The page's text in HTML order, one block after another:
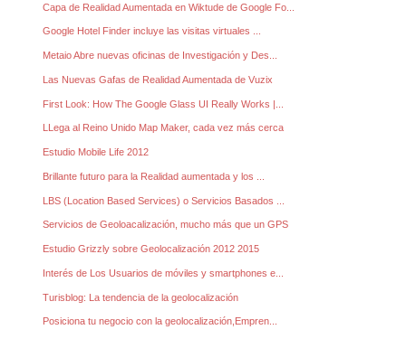
Capa de Realidad Aumentada en Wiktude de Google Fo...
Google Hotel Finder incluye las visitas virtuales ...
Metaio Abre nuevas oficinas de Investigación y Des...
Las Nuevas Gafas de Realidad Aumentada de Vuzix
First Look: How The Google Glass UI Really Works |...
LLega al Reino Unido Map Maker, cada vez más cerca
Estudio Mobile Life 2012
Brillante futuro para la Realidad aumentada y los ...
LBS (Location Based Services) o Servicios Basados ...
Servicios de Geoloacalización, mucho más que un GPS
Estudio Grizzly sobre Geolocalización 2012 2015
Interés de Los Usuarios de móviles y smartphones e...
Turisblog: La tendencia de la geolocalización
Posiciona tu negocio con la geolocalización,Empren...